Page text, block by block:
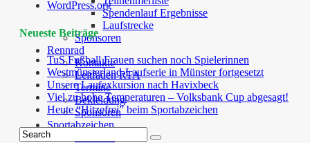
Spendenlauf Ergebnisse
Laufstrecke
Sponsoren
Rennrad
Kontakte
Leitfaden RTA
Termine
Bekleidung
Sponsoren
Sportabzeichen
WordPress.org
Neueste Beiträge
TuS Fußball Frauen suchen noch Spielerinnen
Westmünsterland-Laufserie in Münster fortgesetzt
Unsere Laufexkursion nach Havixbeck
Viel zu hohe Temperaturen – Volksbank Cup abgesagt!
Heute “Hitzefrei” beim Sportabzeichen